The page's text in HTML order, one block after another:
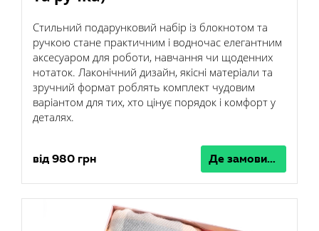
Стильний подарунковий набір із блокнотом та
ручкою стане практичним і водночас елегантним
аксесуаром для роботи, навчання чи щоденних
нотаток. Лаконічний дизайн, якісні матеріали та
зручний формат роблять комплект чудовим
варіантом для тих, хто цінує порядок і комфорт у
деталях.
від 980 грн Де замовити